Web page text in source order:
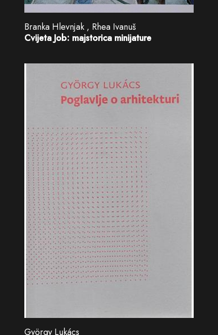
Branka Hlevnjak , Rhea Ivanuš
Cvijeta Job: majstorica minijature
György Lukács